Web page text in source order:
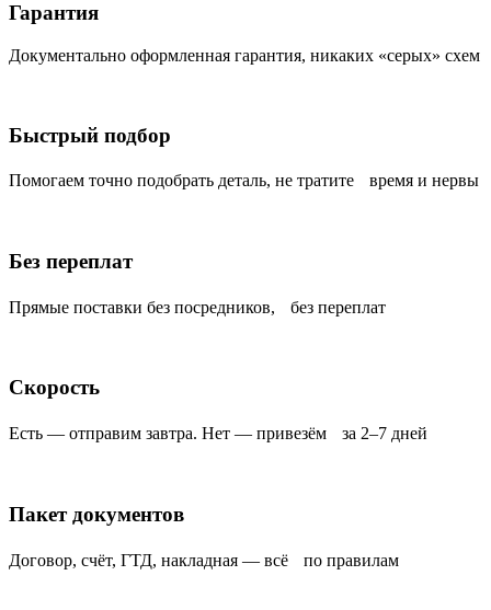
Гарантия
Документально оформленная гарантия, никаких «серых» схем
Быстрый подбор
Помогаем точно подобрать деталь, не тратите время и нервы
Без переплат
Прямые поставки без посредников, без переплат
Скорость
Есть — отправим завтра. Нет — привезём за 2–7 дней
Пакет документов
Договор, счёт, ГТД, накладная — всё по правилам